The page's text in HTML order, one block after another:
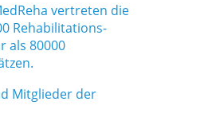
vertreten die
Rehabilitations-
als 80000
Mitglieder der